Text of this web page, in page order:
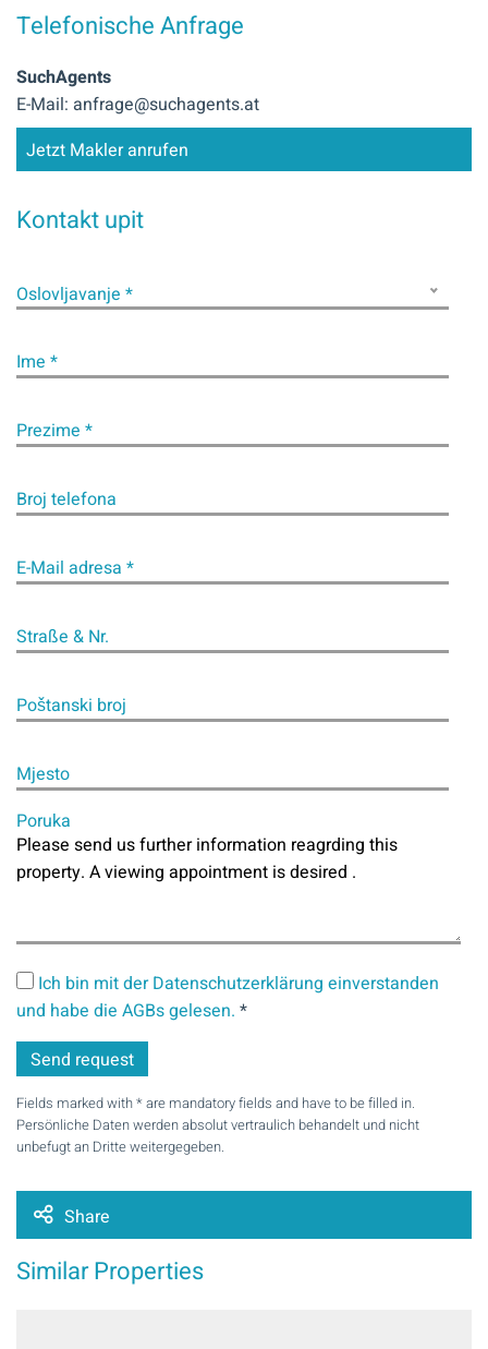
Telefonische Anfrage
SuchAgents
E-Mail: anfrage@suchagents.at
Jetzt Makler anrufen
Kontakt upit
Oslovljavanje *
Ime *
Prezime *
Broj telefona
E-Mail adresa *
Straße & Nr.
Poštanski broj
Mjesto
Poruka
Ich bin mit der Datenschutzerklärung einverstanden
und habe die AGBs gelesen. *
Fields marked with * are mandatory fields and have to be filled in.
Persönliche Daten werden absolut vertraulich behandelt und nicht
unbefugt an Dritte weitergegeben.
Share
Similar Properties